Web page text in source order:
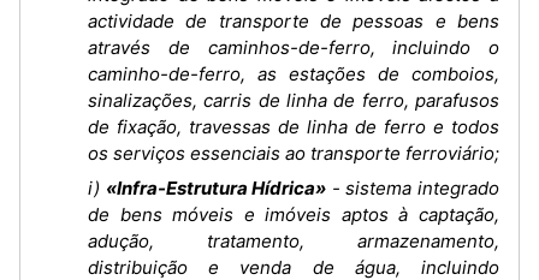
actividade de transporte de pessoas e bens
através de caminhos-de-ferro, incluindo o
caminho-de-ferro, as estações de comboios,
sinalizações, carris de linha de ferro, parafusos
de fixação, travessas de linha de ferro e todos
os serviços essenciais ao transporte ferroviário;
i) «Infra-Estrutura Hídrica» - sistema integrado
de bens móveis e imóveis aptos à captação,
adução, tratamento, armazenamento,
distribuição e venda de água, incluindo